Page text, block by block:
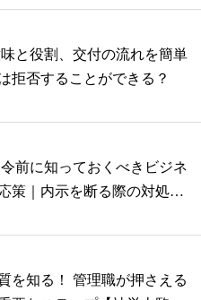
と役割、交付の流れを簡単
拒否することができる？
前に知っておくべきビジネ
策｜内示を断る際の対処法
を知る！ 管理職が押さえる